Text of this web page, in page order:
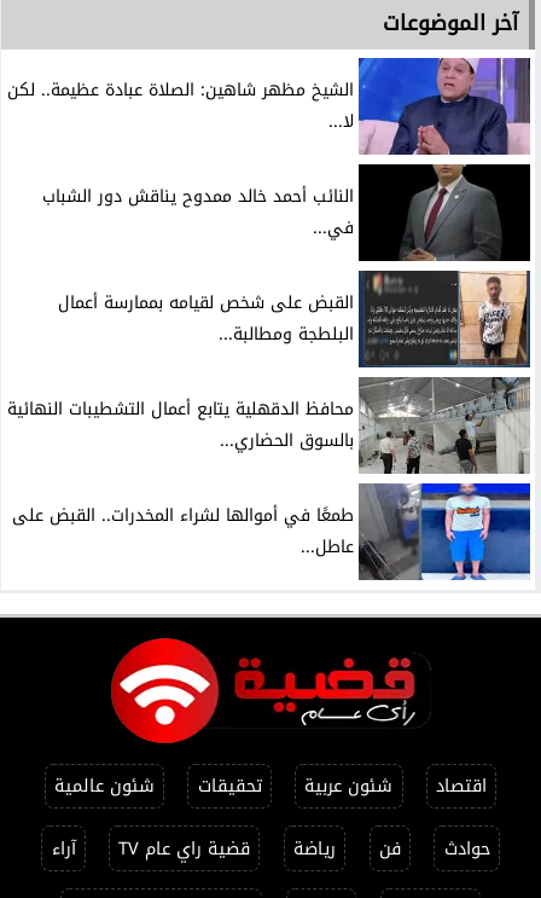
آخر الموضوعات
الشيخ مظهر شاهين: الصلاة عبادة عظيمة.. لكن
لا...
النائب أحمد خالد ممدوح يناقش دور الشباب
في...
القبض على شخص لقيامه بممارسة أعمال
البلطجة ومطالبة...
محافظ الدقهلية يتابع أعمال التشطيبات النهائية
بالسوق الحضاري...
طمعًا في أموالها لشراء المخدرات.. القبض على
عاطل...
اقتصاد شئون عربية تحقيقات
شئون عالمية
حوادث
فن رياضة قضية راي عام TV
آراء